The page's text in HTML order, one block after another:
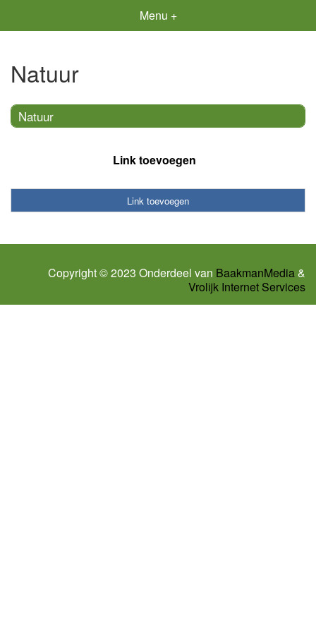
Menu +
Natuur
Natuur
Link toevoegen
Link toevoegen
Copyright © 2023 Onderdeel van BaakmanMedia&
Vrolijk Internet Services